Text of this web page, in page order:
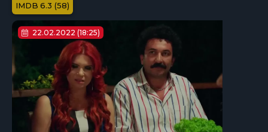
6.3 (58)
22.02.2022 (18:25)